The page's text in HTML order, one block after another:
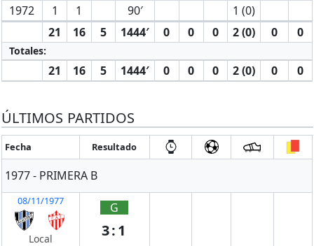
1972
1 1 90′
1 (0)
21
16 5 1444′ 0 0 0 2 (0) 0 0
Totales:
21 16 5 1444′ 0 0 0 2 (0) 0 0
ÚLTIMOS PARTIDOS
Fecha Resultado
1977 - PRIMERA B
08/11/1977
Local
G
3:1